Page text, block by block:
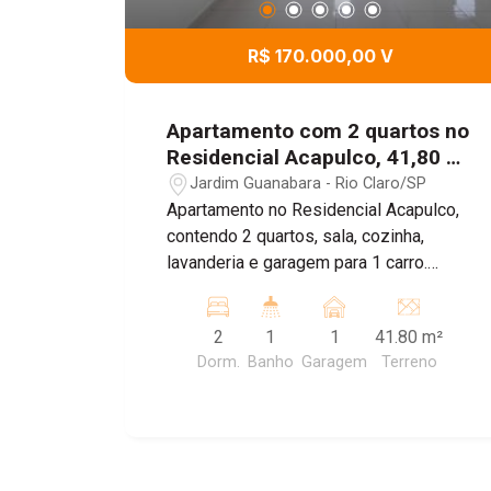
R$ 170.000,00 V
Apartamento com 2 quartos no
Residencial Acapulco, 41,80 m²
- Jardim Guanabara, Rio
Claro/SP
Jardim Guanabara - Rio Claro/SP
Apartamento no Residencial Acapulco,
contendo 2 quartos, sala, cozinha,
lavanderia e garagem para 1 carro.
2
Dorm.
1
Banho
1
Garagem
41.80 m²
Terreno